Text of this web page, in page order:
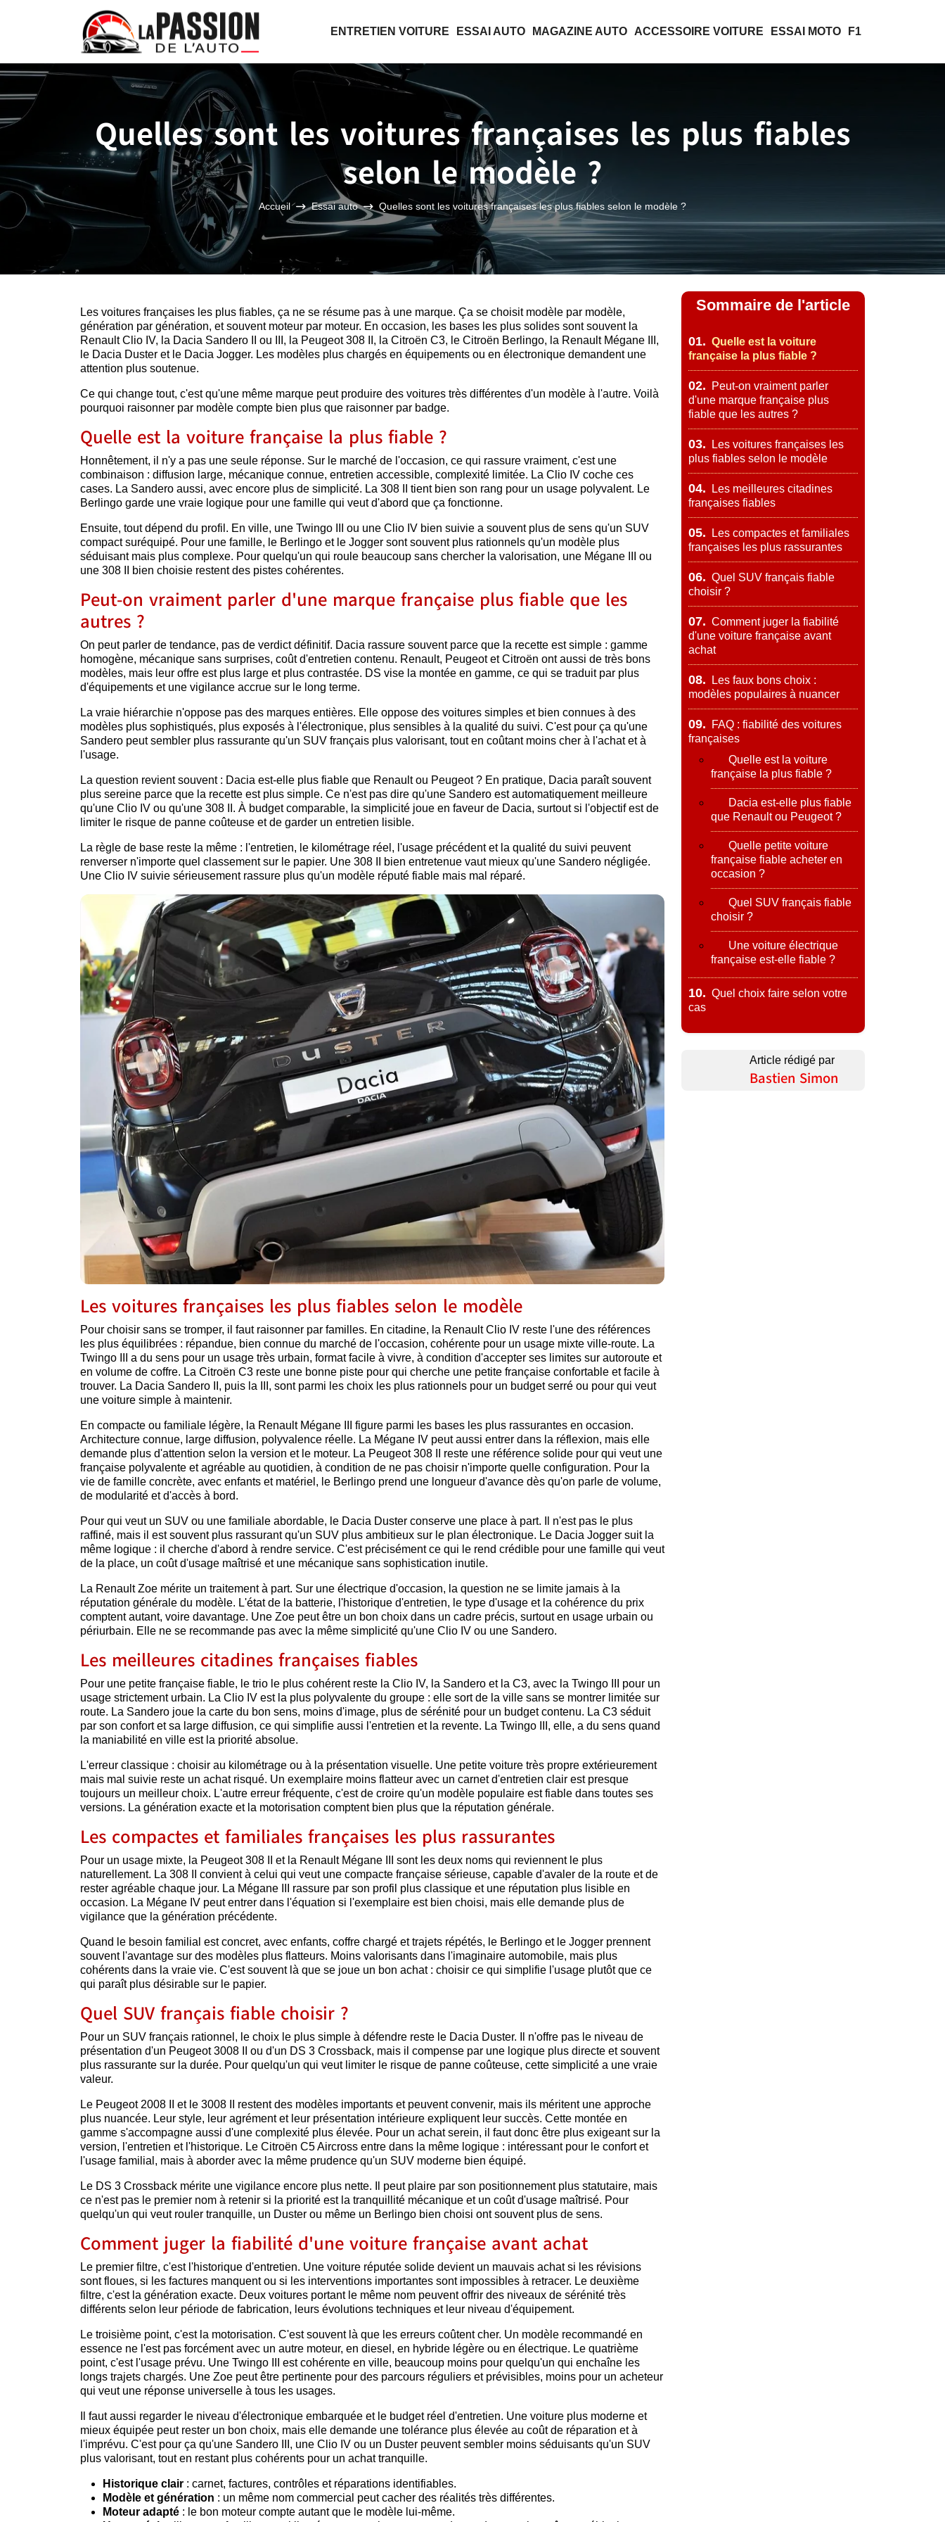
ENTRETIEN VOITURE ESSAI AUTO MAGAZINE AUTO ACCESSOIRE VOITURE ESSAI MOTO F1
Quelles sont les voitures françaises les plus fiables
selon le modèle ?
Accueil Essai auto Quelles sont les voitures françaises les plus fiables selon le modèle ?
Les voitures françaises les plus fiables, ça ne se résume pas à une marque. Ça se choisit modèle par modèle,
génération par génération, et souvent moteur par moteur. En occasion, les bases les plus solides sont souvent la
Renault Clio IV, la Dacia Sandero II ou III, la Peugeot 308 II, la Citroën C3, le Citroën Berlingo, la Renault Mégane III,
le Dacia Duster et le Dacia Jogger. Les modèles plus chargés en équipements ou en électronique demandent une
attention plus soutenue.
Ce qui change tout, c'est qu'une même marque peut produire des voitures très différentes d'un modèle à l'autre. Voilà
pourquoi raisonner par modèle compte bien plus que raisonner par badge.
Quelle est la voiture française la plus fiable ?
Honnêtement, il n'y a pas une seule réponse. Sur le marché de l'occasion, ce qui rassure vraiment, c'est une
combinaison : diffusion large, mécanique connue, entretien accessible, complexité limitée. La Clio IV coche ces
cases. La Sandero aussi, avec encore plus de simplicité. La 308 II tient bien son rang pour un usage polyvalent. Le
Berlingo garde une vraie logique pour une famille qui veut d'abord que ça fonctionne.
Ensuite, tout dépend du profil. En ville, une Twingo III ou une Clio IV bien suivie a souvent plus de sens qu'un SUV
compact suréquipé. Pour une famille, le Berlingo et le Jogger sont souvent plus rationnels qu'un modèle plus
séduisant mais plus complexe. Pour quelqu'un qui roule beaucoup sans chercher la valorisation, une Mégane III ou
une 308 II bien choisie restent des pistes cohérentes.
Peut-on vraiment parler d'une marque française plus fiable que les
autres ?
On peut parler de tendance, pas de verdict définitif. Dacia rassure souvent parce que la recette est simple : gamme
homogène, mécanique sans surprises, coût d'entretien contenu. Renault, Peugeot et Citroën ont aussi de très bons
modèles, mais leur offre est plus large et plus contrastée. DS vise la montée en gamme, ce qui se traduit par plus
d'équipements et une vigilance accrue sur le long terme.
La vraie hiérarchie n'oppose pas des marques entières. Elle oppose des voitures simples et bien connues à des
modèles plus sophistiqués, plus exposés à l'électronique, plus sensibles à la qualité du suivi. C'est pour ça qu'une
Sandero peut sembler plus rassurante qu'un SUV français plus valorisant, tout en coûtant moins cher à l'achat et à
l'usage.
La question revient souvent : Dacia est-elle plus fiable que Renault ou Peugeot ? En pratique, Dacia paraît souvent
plus sereine parce que la recette est plus simple. Ce n'est pas dire qu'une Sandero est automatiquement meilleure
qu'une Clio IV ou qu'une 308 II. À budget comparable, la simplicité joue en faveur de Dacia, surtout si l'objectif est de
limiter le risque de panne coûteuse et de garder un entretien lisible.
La règle de base reste la même : l'entretien, le kilométrage réel, l'usage précédent et la qualité du suivi peuvent
renverser n'importe quel classement sur le papier. Une 308 II bien entretenue vaut mieux qu'une Sandero négligée.
Une Clio IV suivie sérieusement rassure plus qu'un modèle réputé fiable mais mal réparé.
Les voitures françaises les plus fiables selon le modèle
Pour choisir sans se tromper, il faut raisonner par familles. En citadine, la Renault Clio IV reste l'une des références
les plus équilibrées : répandue, bien connue du marché de l'occasion, cohérente pour un usage mixte ville-route. La
Twingo III a du sens pour un usage très urbain, format facile à vivre, à condition d'accepter ses limites sur autoroute et
en volume de coffre. La Citroën C3 reste une bonne piste pour qui cherche une petite française confortable et facile à
trouver. La Dacia Sandero II, puis la III, sont parmi les choix les plus rationnels pour un budget serré ou pour qui veut
une voiture simple à maintenir.
En compacte ou familiale légère, la Renault Mégane III figure parmi les bases les plus rassurantes en occasion.
Architecture connue, large diffusion, polyvalence réelle. La Mégane IV peut aussi entrer dans la réflexion, mais elle
demande plus d'attention selon la version et le moteur. La Peugeot 308 II reste une référence solide pour qui veut une
française polyvalente et agréable au quotidien, à condition de ne pas choisir n'importe quelle configuration. Pour la
vie de famille concrète, avec enfants et matériel, le Berlingo prend une longueur d'avance dès qu'on parle de volume,
de modularité et d'accès à bord.
Pour qui veut un SUV ou une familiale abordable, le Dacia Duster conserve une place à part. Il n'est pas le plus
raffiné, mais il est souvent plus rassurant qu'un SUV plus ambitieux sur le plan électronique. Le Dacia Jogger suit la
même logique : il cherche d'abord à rendre service. C'est précisément ce qui le rend crédible pour une famille qui veut
de la place, un coût d'usage maîtrisé et une mécanique sans sophistication inutile.
La Renault Zoe mérite un traitement à part. Sur une électrique d'occasion, la question ne se limite jamais à la
réputation générale du modèle. L'état de la batterie, l'historique d'entretien, le type d'usage et la cohérence du prix
comptent autant, voire davantage. Une Zoe peut être un bon choix dans un cadre précis, surtout en usage urbain ou
périurbain. Elle ne se recommande pas avec la même simplicité qu'une Clio IV ou une Sandero.
Les meilleures citadines françaises fiables
Pour une petite française fiable, le trio le plus cohérent reste la Clio IV, la Sandero et la C3, avec la Twingo III pour un
usage strictement urbain. La Clio IV est la plus polyvalente du groupe : elle sort de la ville sans se montrer limitée sur
route. La Sandero joue la carte du bon sens, moins d'image, plus de sérénité pour un budget contenu. La C3 séduit
par son confort et sa large diffusion, ce qui simplifie aussi l'entretien et la revente. La Twingo III, elle, a du sens quand
la maniabilité en ville est la priorité absolue.
L'erreur classique : choisir au kilométrage ou à la présentation visuelle. Une petite voiture très propre extérieurement
mais mal suivie reste un achat risqué. Un exemplaire moins flatteur avec un carnet d'entretien clair est presque
toujours un meilleur choix. L'autre erreur fréquente, c'est de croire qu'un modèle populaire est fiable dans toutes ses
versions. La génération exacte et la motorisation comptent bien plus que la réputation générale.
Les compactes et familiales françaises les plus rassurantes
Pour un usage mixte, la Peugeot 308 II et la Renault Mégane III sont les deux noms qui reviennent le plus
naturellement. La 308 II convient à celui qui veut une compacte française sérieuse, capable d'avaler de la route et de
rester agréable chaque jour. La Mégane III rassure par son profil plus classique et une réputation plus lisible en
occasion. La Mégane IV peut entrer dans l'équation si l'exemplaire est bien choisi, mais elle demande plus de
vigilance que la génération précédente.
Quand le besoin familial est concret, avec enfants, coffre chargé et trajets répétés, le Berlingo et le Jogger prennent
souvent l'avantage sur des modèles plus flatteurs. Moins valorisants dans l'imaginaire automobile, mais plus
cohérents dans la vraie vie. C'est souvent là que se joue un bon achat : choisir ce qui simplifie l'usage plutôt que ce
qui paraît plus désirable sur le papier.
Quel SUV français fiable choisir ?
Pour un SUV français rationnel, le choix le plus simple à défendre reste le Dacia Duster. Il n'offre pas le niveau de
présentation d'un Peugeot 3008 II ou d'un DS 3 Crossback, mais il compense par une logique plus directe et souvent
plus rassurante sur la durée. Pour quelqu'un qui veut limiter le risque de panne coûteuse, cette simplicité a une vraie
valeur.
Le Peugeot 2008 II et le 3008 II restent des modèles importants et peuvent convenir, mais ils méritent une approche
plus nuancée. Leur style, leur agrément et leur présentation intérieure expliquent leur succès. Cette montée en
gamme s'accompagne aussi d'une complexité plus élevée. Pour un achat serein, il faut donc être plus exigeant sur la
version, l'entretien et l'historique. Le Citroën C5 Aircross entre dans la même logique : intéressant pour le confort et
l'usage familial, mais à aborder avec la même prudence qu'un SUV moderne bien équipé.
Le DS 3 Crossback mérite une vigilance encore plus nette. Il peut plaire par son positionnement plus statutaire, mais
ce n'est pas le premier nom à retenir si la priorité est la tranquillité mécanique et un coût d'usage maîtrisé. Pour
quelqu'un qui veut rouler tranquille, un Duster ou même un Berlingo bien choisi ont souvent plus de sens.
Comment juger la fiabilité d'une voiture française avant achat
Le premier filtre, c'est l'historique d'entretien. Une voiture réputée solide devient un mauvais achat si les révisions
sont floues, si les factures manquent ou si les interventions importantes sont impossibles à retracer. Le deuxième
filtre, c'est la génération exacte. Deux voitures portant le même nom peuvent offrir des niveaux de sérénité très
différents selon leur période de fabrication, leurs évolutions techniques et leur niveau d'équipement.
Le troisième point, c'est la motorisation. C'est souvent là que les erreurs coûtent cher. Un modèle recommandé en
essence ne l'est pas forcément avec un autre moteur, en diesel, en hybride légère ou en électrique. Le quatrième
point, c'est l'usage prévu. Une Twingo III est cohérente en ville, beaucoup moins pour quelqu'un qui enchaîne les
longs trajets chargés. Une Zoe peut être pertinente pour des parcours réguliers et prévisibles, moins pour un acheteur
qui veut une réponse universelle à tous les usages.
Il faut aussi regarder le niveau d'électronique embarquée et le budget réel d'entretien. Une voiture plus moderne et
mieux équipée peut rester un bon choix, mais elle demande une tolérance plus élevée au coût de réparation et à
l'imprévu. C'est pour ça qu'une Sandero III, une Clio IV ou un Duster peuvent sembler moins séduisants qu'un SUV
plus valorisant, tout en restant plus cohérents pour un achat tranquille.
Historique clair : carnet, factures, contrôles et réparations identifiables.
Modèle et génération : un même nom commercial peut cacher des réalités très différentes.
Moteur adapté : le bon moteur compte autant que le modèle lui-même.
Sommaire de l'article
01. Quelle est la voiture
française la plus fiable ?
02.
Peut-on vraiment parler
d'une marque française plus
fiable que les autres ?
03.
Les voitures françaises les
plus fiables selon le modèle
04.
Les meilleures citadines
françaises fiables
05.
Les compactes et familiales
françaises les plus rassurantes
06. Quel SUV français fiable
choisir ?
07. Comment juger la fiabilité
d'une voiture française avant
achat
08.
Les faux bons choix :
modèles populaires à nuancer
09.
FAQ : fiabilité des voitures
françaises
Quelle est la voiture
française la plus fiable ?
Dacia est-elle plus fiable
que Renault ou Peugeot ?
Quelle petite voiture
française fiable acheter en
occasion ?
Quel SUV français fiable
choisir ?
Une voiture électrique
française est-elle fiable ?
10. Quel choix faire selon votre
cas
Article rédigé par
Bastien Simon